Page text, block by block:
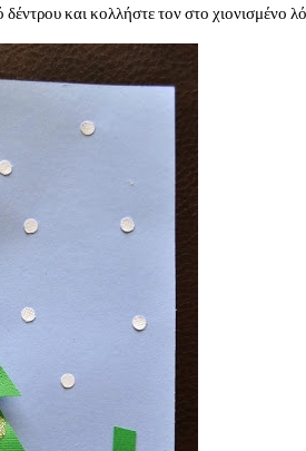
και κολλήστε τον στο χιονισμένο